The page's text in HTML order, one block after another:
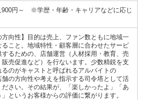
円～ ※学歴・年齢・キャリアなどに応じ
方向性】目的は売上、ファン数ともに地域一
ること。地域特性・顧客層に合わせたサービ
するための、店舗運営（人材採用・教育、売
販売促進など）を行ないます。少数精鋭を支
るのがキャストと呼ばれるアルバイトの
舗の方向性や考えを指示する司令塔として活
ださい。その結果が、「楽しかったよ」「あ
」というお客様からの評価に繋がります。